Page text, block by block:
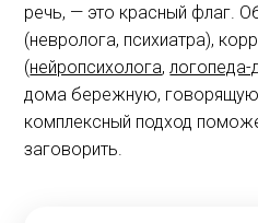
речь, — это красный флаг.
(невролога, психиатра),
(нейропсихолога,
дома бережную, говорящую
комплексный подход
заговорить.